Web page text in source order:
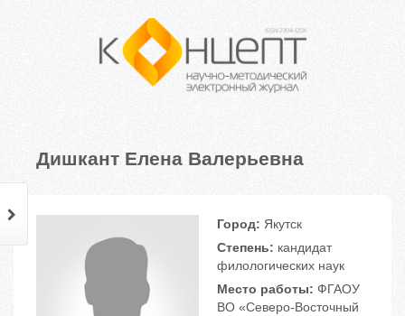
Дишкант Елена Валерьевна
Город: Якутск
Степень: кандидат
филологических наук
Место работы: ФГАОУ
ВО «Северо-Восточный